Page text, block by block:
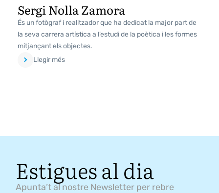
Sergi Nolla Zamora
És un fotògraf i realitzador que ha dedicat la major part de
la seva carrera artística a l’estudi de la poètica i les formes
mitjançant els objectes.
Llegir més
Estigues al dia
Apunta’t al nostre Newsletter per rebre